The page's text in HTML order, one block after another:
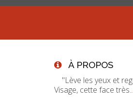
À PROPOS
"Lève les yeux et
Visage, cette face très...